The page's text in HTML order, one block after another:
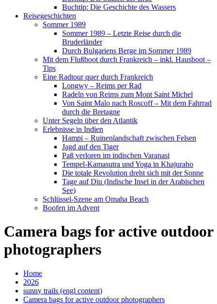
Buchtip: Die Geschichte des Wassers
Reisegeschichten
Sommer 1989
Sommer 1989 – Letzte Reise durch die
Bruderländer
Durch Bulgariens Berge im Sommer 1989
Mit dem Flußboot durch Frankreich – inkl. Hausboot –
Tips
Eine Radtour quer durch Frankreich
Longwy – Reims per Rad
Radeln von Reims zum Mont Saint Michel
Von Saint Malo nach Roscoff – Mit dem Fahrrad
durch die Bretagne
Unter Segeln über den Atlantik
Erlebnisse in Indien
Hampi – Ruinenlandschaft zwischen Felsen
Jagd auf den Tiger
Paß verloren im indischen Varanasi
Tempel-Kamasutra und Yoga in Khajuraho
Die totale Revolution dreht sich mit der Sonne
Tage auf Diu (Indische Insel in der Arabischen
See)
Schlüssel-Szene am Omaha Beach
Boofen im Advent
Camera bags for active outdoor
photographers
Home
2026
sunny trails (engl content)
Camera bags for active outdoor photographers